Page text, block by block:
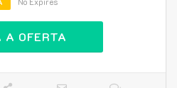
A OFERTA